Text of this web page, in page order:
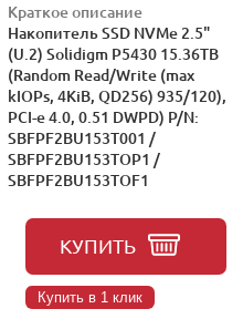
Краткое описание
Накопитель SSD NVMe 2.5"
(U.2) Solidigm P5430 15.36TB
(Random Read/Write (max
kIOPs, 4KiB, QD256) 935/120),
PCI-e 4.0, 0.51 DWPD) P/N:
SBFPF2BU153T001 /
SBFPF2BU153TOP1 /
SBFPF2BU153TOF1
КУПИТЬ
Купить в 1 клик